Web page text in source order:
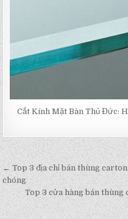
Cắt Kính Mặt Bàn Thủ Đức:
Post
navigation
← Top 3 địa chỉ bán thùng
chóng
Top 3 cửa hàng bán